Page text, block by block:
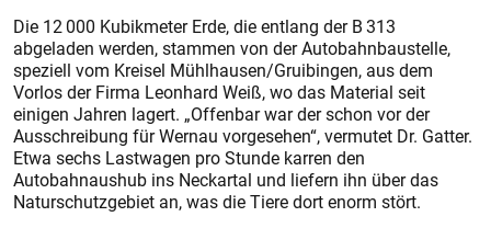
Die 12 000 Kubikmeter Erde, die entlang der B 313
abgeladen werden, stammen von der Autobahnbaustelle,
speziell vom Kreisel Mühlhausen/Gruibingen, aus dem
Vorlos der Firma Leonhard Weiß, wo das Material seit
einigen Jahren lagert. „Offenbar war der schon vor der
Ausschreibung für Wernau vorgesehen“, vermutet Dr. Gatter.
Etwa sechs Lastwagen pro Stunde karren den
Autobahnaushub ins Neckartal und liefern ihn über das
Naturschutzgebiet an, was die Tiere dort enorm stört.